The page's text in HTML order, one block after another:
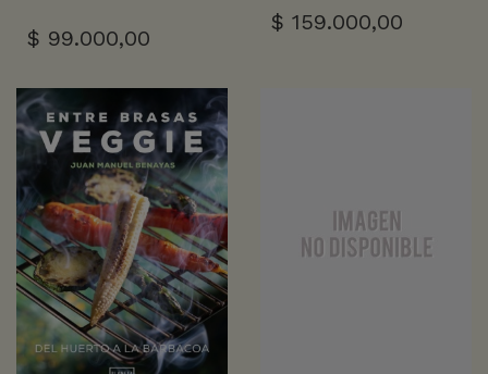
$ 99.000,00
$ 159.000,00